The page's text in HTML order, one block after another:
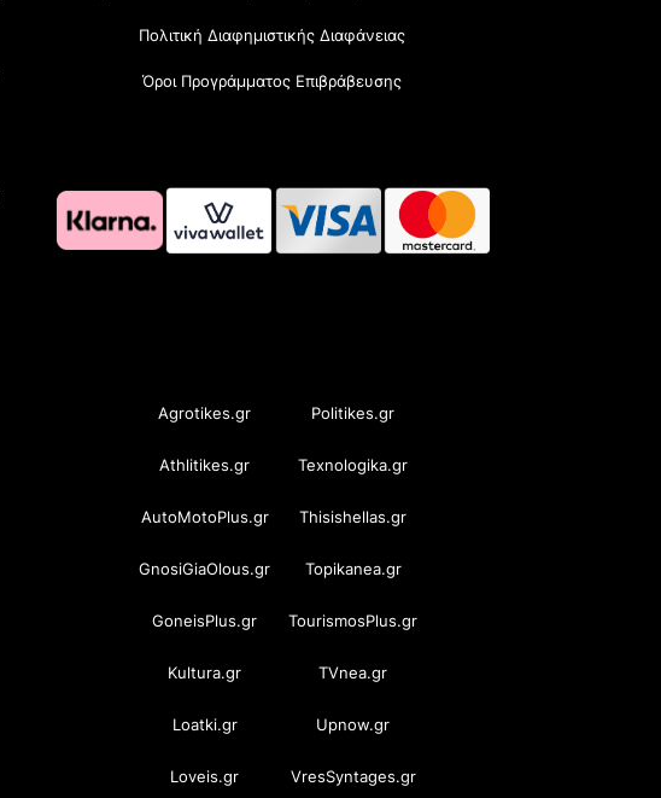
Πολιτική Διαφημιστικής Διαφάνειας
Όροι Προγράμματος Επιβράβευσης
Agrotikes.gr Politikes.gr
Athlitikes.gr Texnologika.gr
AutoMotoPlus.gr Thisishellas.gr
GnosiGiaOlous.gr Topikanea.gr
GoneisPlus.gr TourismosPlus.gr
Kultura.gr TVnea.gr
Loatki.gr Upnow.gr
Loveis.gr VresSyntages.gr